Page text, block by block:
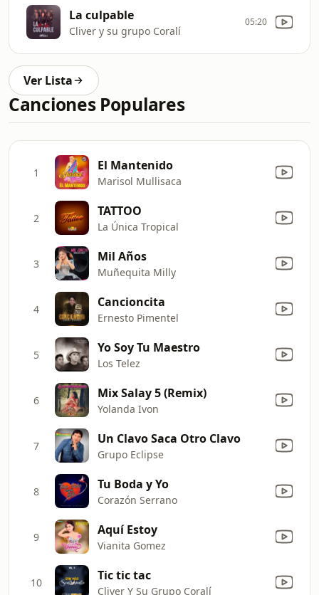
La culpable
Cliver y su grupo Coralí
05:20
Ver Lista
Canciones Populares
1 El Mantenido
Marisol Mullisaca
2 TATTOO
La Única Tropical
3 Mil Años
Muñequita Milly
4 Cancioncita
Ernesto Pimentel
5 Yo Soy Tu Maestro
Los Telez
6 Mix Salay 5 (Remix)
Yolanda Ivon
7 Un Clavo Saca Otro Clavo
Grupo Eclipse
8 Tu Boda y Yo
Corazón Serrano
9 Aquí Estoy
Vianita Gomez
10 Tic tic tac
Cliver Y Su Grupo Coralí